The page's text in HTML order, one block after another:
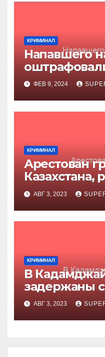
КРИМИНАЛ
Напавшего
ФЕВ 9, 2024
КРИМИНАЛ
Арестован
Казахстана,
за убийство
АВГ 3, 2023
КРИМИНАЛ
В
задержаны
АВГ 3, 2023